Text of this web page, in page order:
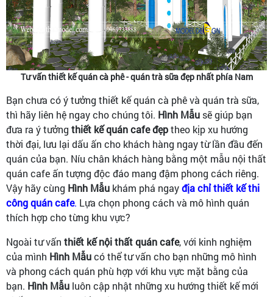
Tư vấn thiết kế quán cà phê - quán trà sữa đẹp nhất phía Nam
Bạn chưa có ý tưởng thiết kế quán cà phê và quán trà sữa,
thì hãy liên hệ ngay cho chúng tôi. Hình Mẫu sẽ giúp bạn
đưa ra ý tưởng thiết kế quán cafe đẹptheo kịp xu hướng
thời đại, lưu lại dấu ấn cho khách hàng ngay từ lần đầu đến
quán của bạn. Níu chân khách hàng bằng một mẫu nội thất
quán cafe ấn tượng độc đáo mang đậm phong cách riêng.
Vậy hãy cùng Hình Mẫu khám phá ngayđịa chỉ thiết kế thi
công quán cafe. Lựa chọn phong cách và mô hình quán
thích hợp cho từng khu vực?
Ngoài tư vấn thiết kế nội thất quán cafe, với kinh nghiệm
của mình Hình Mẫucó thể tư vấn cho bạn những mô hình
và phong cách quán phù hợp với khu vực mặt bằng của
bạn. Hình Mẫu luôn cập nhật những xu hướng thiết kế mới